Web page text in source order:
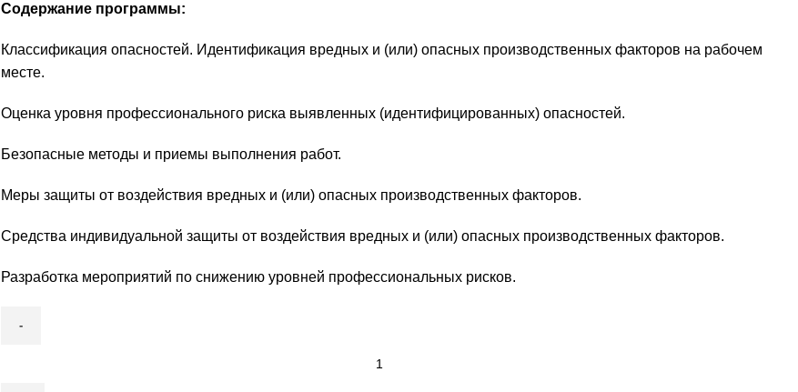
Содержание программы:
Классификация опасностей. Идентификация вредных и (или) опасных производственных факторов на рабочем
месте.
Оценка уровня профессионального риска выявленных (идентифицированных) опасностей.
Безопасные методы и приемы выполнения работ.
Меры защиты от воздействия вредных и (или) опасных производственных факторов.
Средства индивидуальной защиты от воздействия вредных и (или) опасных производственных факторов.
Разработка мероприятий по снижению уровней профессиональных рисков.